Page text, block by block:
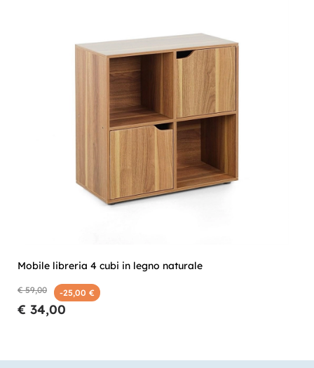
Mobile libreria 4 cubi in legno naturale
€ 59,00 -25,00 €
€ 34,00